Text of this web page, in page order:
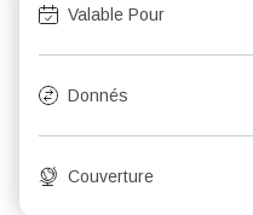
Valable Pour
Donnés
Couverture